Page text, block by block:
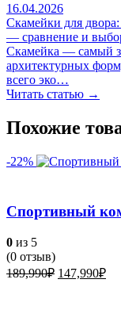
16.04.2026
Скамейки для
— сравнение и
Скамейка — самый
архитектурных
всего эко…
Читать статью →
Похожие
-22%
Спортивный
0 из 5
(0 отзыв)
189,990₽ 147,990₽